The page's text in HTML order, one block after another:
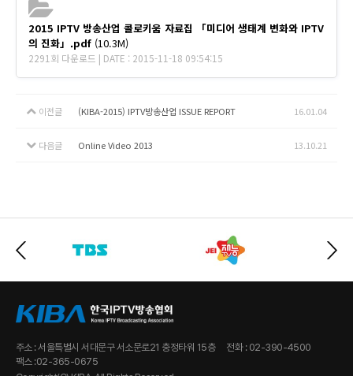
2015 IPTV 방송산업 콜로키움 자료집 「미디어 생태계 변화와 IPTV
의 진화」.pdf (10.3M)
2291회 다운로드 | DATE : 2015-11-18 09:54:15
이전글 (KIBA-2015) IPTV방송산업 ISSUE REPORT 16.01.04
다음글 Online Video 2013 13.10.21
주소 : 서울특별시 서대문구 서소문로21 충정타워 15층
전화 : 02-390-4500
팩스 :02-365-0675